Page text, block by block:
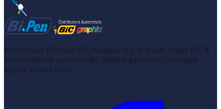
Rivenditori Ufficiali BIC Graphic n.1 in Italia. Penne BIC®
personalizzate per aziende. Qualità garantita, consegna
rapida in tutta Italia.